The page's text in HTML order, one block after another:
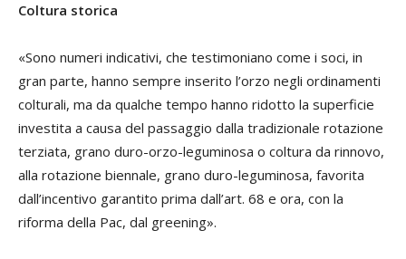
Coltura storica
«Sono numeri indicativi, che testimoniano come i soci, in
gran parte, hanno sempre inserito l’orzo negli ordinamenti
colturali, ma da qualche tempo hanno ridotto la superficie
investita a causa del passaggio dalla tradizionale rotazione
terziata, grano duro-orzo-leguminosa o coltura da rinnovo,
alla rotazione biennale, grano duro-leguminosa, favorita
dall’incentivo garantito prima dall’art. 68 e ora, con la
riforma della Pac, dal greening».